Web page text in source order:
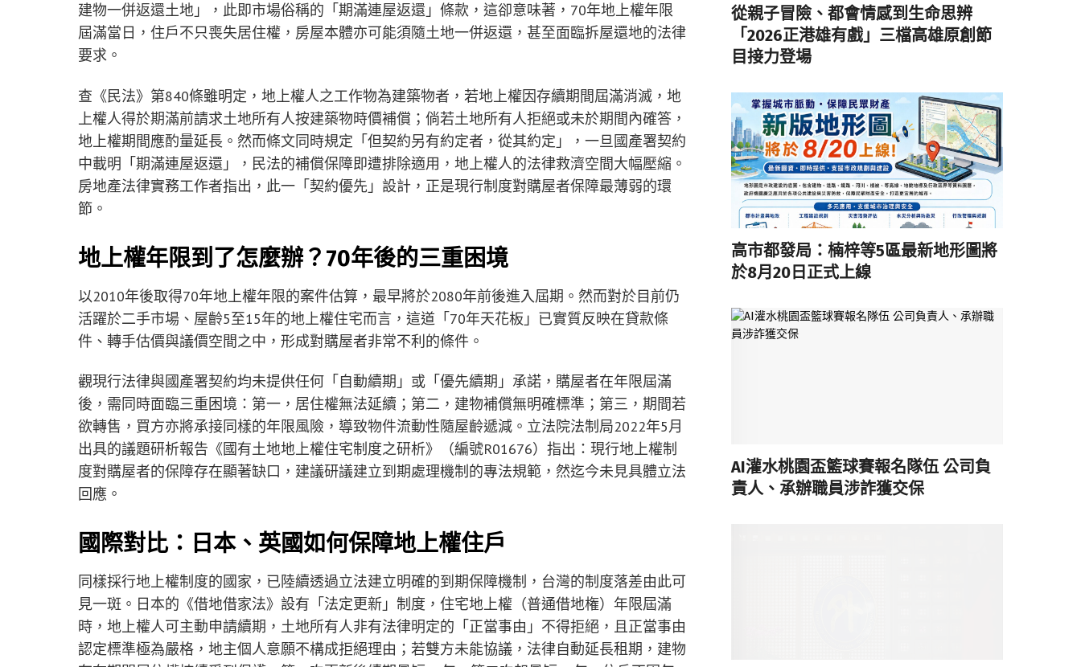
建物一併返還土地」，此即市場俗稱的「期滿連屋返還」條款，這卻意味著，70年地上權年限
屆滿當日，住戶不只喪失居住權，房屋本體亦可能須隨土地一併返還，甚至面臨拆屋還地的法律
要求。
查《民法》第840條雖明定，地上權人之工作物為建築物者，若地上權因存續期間屆滿消滅，地
上權人得於期滿前請求土地所有人按建築物時價補償；倘若土地所有人拒絕或未於期間內確答，
地上權期間應酌量延長。然而條文同時規定「但契約另有約定者，從其約定」，一旦國產署契約
中載明「期滿連屋返還」，民法的補償保障即遭排除適用，地上權人的法律救濟空間大幅壓縮。
房地產法律實務工作者指出，此一「契約優先」設計，正是現行制度對購屋者保障最薄弱的環
節。
地上權年限到了怎麼辦？70年後的三重困境
以2010年後取得70年地上權年限的案件估算，最早將於2080年前後進入屆期。然而對於目前仍
活躍於二手市場、屋齡5至15年的地上權住宅而言，這道「70年天花板」已實質反映在貸款條
件、轉手估價與議價空間之中，形成對購屋者非常不利的條件。
觀現行法律與國產署契約均未提供任何「自動續期」或「優先續期」承諾，購屋者在年限屆滿
後，需同時面臨三重困境：第一，居住權無法延續；第二，建物補償無明確標準；第三，期間若
欲轉售，買方亦將承接同樣的年限風險，導致物件流動性隨屋齡遞減。立法院法制局2022年5月
出具的議題研析報告《國有土地地上權住宅制度之研析》（編號R01676）指出：現行地上權制
度對購屋者的保障存在顯著缺口，建議研議建立到期處理機制的專法規範，然迄今未見具體立法
回應。
國際對比：日本、英國如何保障地上權住戶
同樣採行地上權制度的國家，已陸續透過立法建立明確的到期保障機制，台灣的制度落差由此可
見一斑。日本的《借地借家法》設有「法定更新」制度，住宅地上權（普通借地権）年限屆滿
時，地上權人可主動申請續期，土地所有人非有法律明定的「正當事由」不得拒絕，且正當事由
認定標準極為嚴格，地主個人意願不構成拒絕理由；若雙方未能協議，法律自動延長租期，建物
從親子冒險、都會情感到生命思辨
「2026正港雄有戲」三檔高雄原創節
目接力登場
高市都發局：楠梓等5區最新地形圖將
於8月20日正式上線
AI灌水桃園盃籃球賽報名隊伍 公司負
責人、承辦職員涉詐獲交保